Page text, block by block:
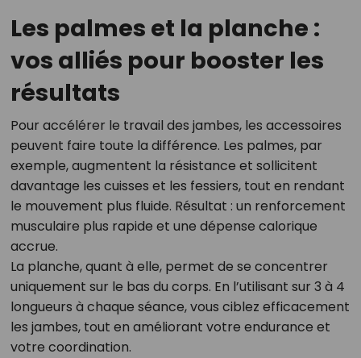
Les palmes et la planche :
vos alliés pour booster les
résultats
Pour accélérer le travail des jambes, les accessoires
peuvent faire toute la différence. Les palmes, par
exemple, augmentent la résistance et sollicitent
davantage les cuisses et les fessiers, tout en rendant
le mouvement plus fluide. Résultat : un renforcement
musculaire plus rapide et une dépense calorique
accrue.
La planche, quant à elle, permet de se concentrer
uniquement sur le bas du corps. En l’utilisant sur 3 à 4
longueurs à chaque séance, vous ciblez efficacement
les jambes, tout en améliorant votre endurance et
votre coordination.